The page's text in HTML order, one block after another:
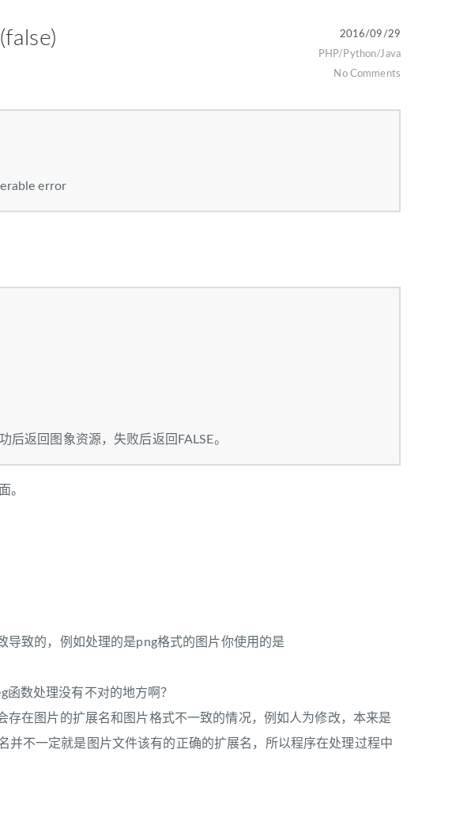
2016/09/29
PHP/Python/Java
No Comments
error
返回图象资源，失败后返回FALSE。
。
致的，例如处理的是png格式的图片你使用的是
数处理没有不对的地方啊？
在图片的扩展名和图片格式不一致的情况，例如人为修改，本来是
不一定就是图片文件该有的正确的扩展名，所以程序在处理过程中